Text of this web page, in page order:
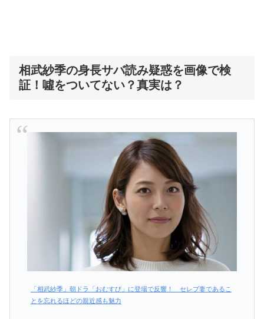
相武紗季の身長サバ読み疑惑を画像で検
証！噓をついてない？真実は？
「相武紗季」朝ドラ「おむすび」に登場で反響！ セレブ妻であるこ
とを忘れるほどの親近感も魅力